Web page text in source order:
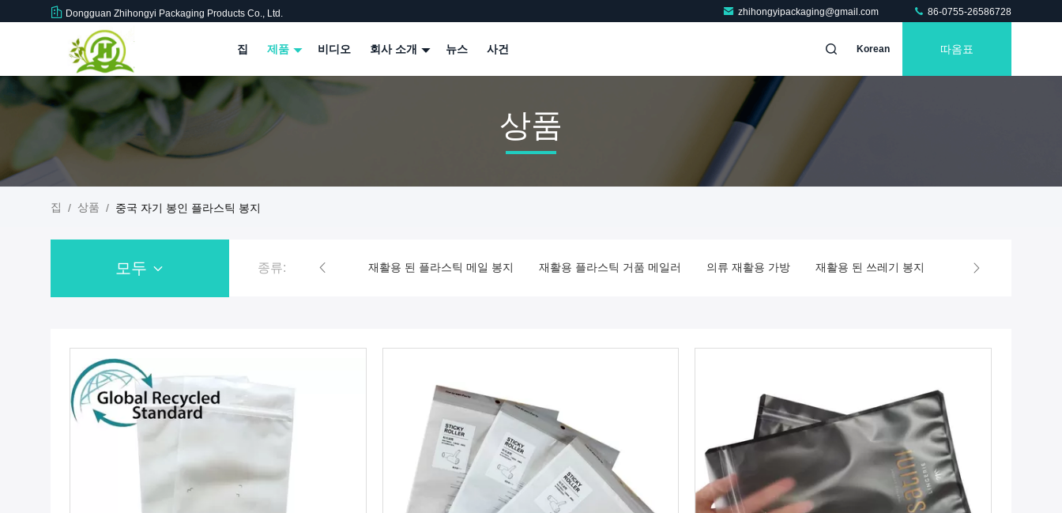
Dongguan Zhihongyi Packaging Products Co., Ltd. zhihongyipackaging@gmail.com 86-0755-26586728
집 제품 비디오 회사 소개 뉴스 사건 Korean 따옴표
상품
집 / 상품 / 중국 자기 봉인 플라스틱 봉지
모두 종류:
재활용 플라스틱 지퍼백 재활용 된 플라스틱 메일 봉지 재활용 플라스틱 거품 메일러 의류 재활용 가방 재활용 된 쓰레기 봉지 자기 봉인 플라스틱 봉